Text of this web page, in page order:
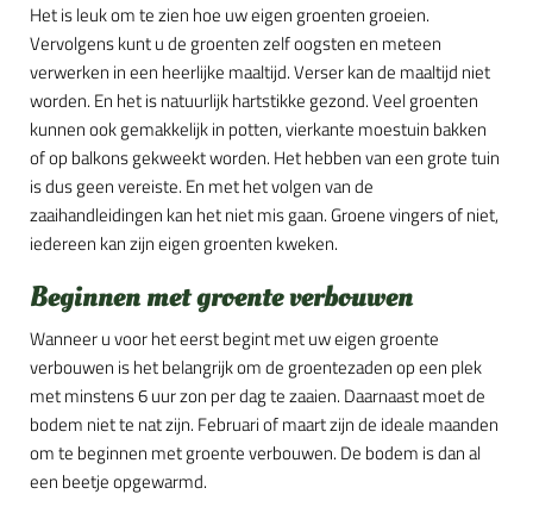
Het is leuk om te zien hoe uw eigen groenten groeien.
Vervolgens kunt u de groenten zelf oogsten en meteen
verwerken in een heerlijke maaltijd. Verser kan de maaltijd niet
worden. En het is natuurlijk hartstikke gezond. Veel groenten
kunnen ook gemakkelijk in potten, vierkante moestuin bakken
of op balkons gekweekt worden. Het hebben van een grote tuin
is dus geen vereiste. En met het volgen van de
zaaihandleidingen kan het niet mis gaan. Groene vingers of niet,
iedereen kan zijn eigen groenten kweken.
Beginnen met groente verbouwen
Wanneer u voor het eerst begint met uw eigen groente
verbouwen is het belangrijk om de groentezaden op een plek
met minstens 6 uur zon per dag te zaaien. Daarnaast moet de
bodem niet te nat zijn. Februari of maart zijn de ideale maanden
om te beginnen met groente verbouwen. De bodem is dan al
een beetje opgewarmd.